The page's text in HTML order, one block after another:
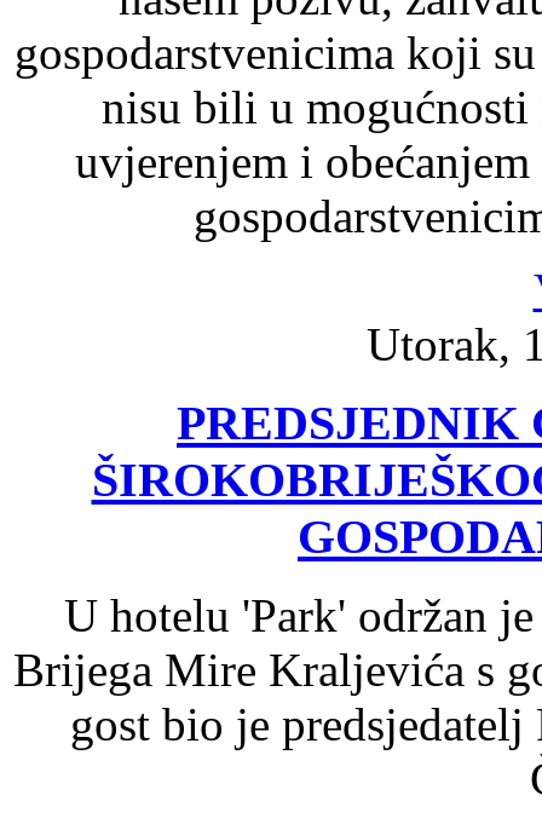
gospodarstvenicima koji
nisu bili u mogućnosti
uvjerenjem i
Utorak,
PREDSJEDNIK
U hotelu 'Park' održan
Brijega Mire Kraljevića s
gost bio je